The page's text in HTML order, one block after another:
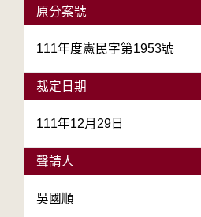
原分案號
111年度憲民字第1953號
裁定日期
111年12月29日
聲請人
吳國順